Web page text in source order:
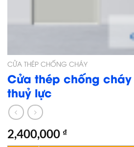
CỬA THÉP CHỐNG CHÁY
Cửa thép chống
thuỷ lực
2,400,000 ₫